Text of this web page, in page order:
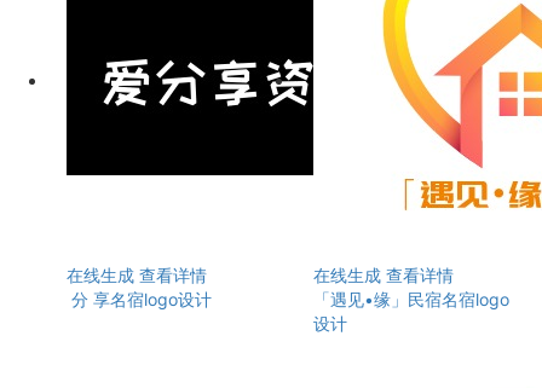
在线生成 查看详情
分 享名宿logo设计
在线生成 查看详情
「遇见•缘」民宿名宿logo
设计